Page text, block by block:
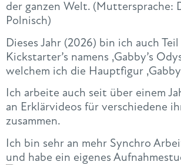
der ganzen Welt. (Muttersprache:
Polnisch)
Dieses Jahr (2026) bin ich auch
Kickstarter’s namens ‚Gabby’s
welchem ich die Hauptfigur
Ich arbeite auch seit über einem
an Erklärvideos für verschiedene
zusammen.
Ich bin sehr an mehr Synchro
und habe ein eigenes